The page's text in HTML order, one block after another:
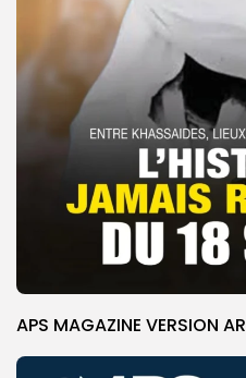
APS MAGAZINE VERSION AR